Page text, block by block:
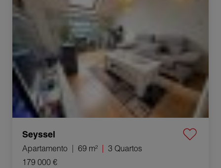
Seyssel
Apartamento 69 m²
3 Quartos
179 000 €